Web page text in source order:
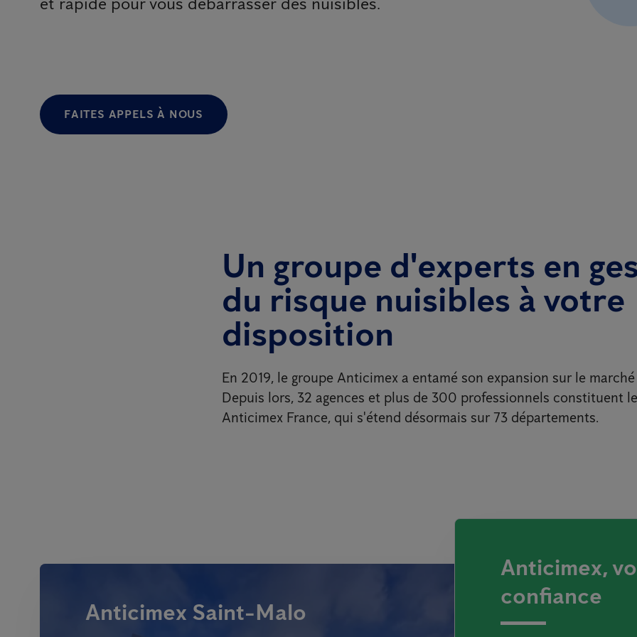
FAITES APPELS À NOUS
Un groupe d'experts en
du risque nuisibles à votre
disposition
En 2019, le groupe Anticimex a entamé son expansion sur le
Depuis lors, 32 agences et plus de 300 professionnels constituent
Anticimex France, qui s'étend désormais sur 73 départements.
Anticimex Saint-Malo
Anticimex,
confiance